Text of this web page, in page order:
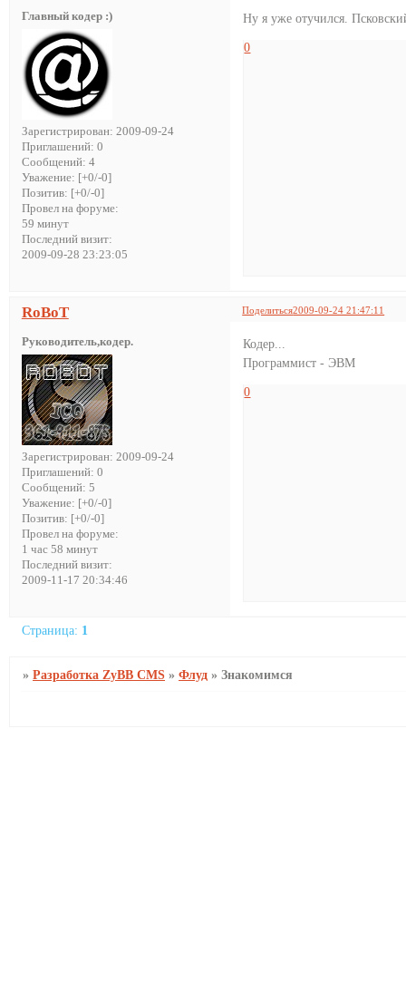
Главный кодер :)
Зарегистрирован: 2009-09-24
Приглашений: 0
Сообщений: 4
Уважение: [+0/-0]
Позитив: [+0/-0]
Провел на форуме:
59 минут
Последний визит:
2009-09-28 23:23:05
Ну я уже отучился.
0
Поделиться2009-09-24 21:47:11
RoBoT
Руководитель,кодер.
Зарегистрирован: 2009-09-24
Приглашений: 0
Сообщений: 5
Уважение: [+0/-0]
Позитив: [+0/-0]
Провел на форуме:
1 час 58 минут
Последний визит:
2009-11-17 20:34:46
Кодер...
Программист - ЭВМ
0
Страница: 1
»Разработка ZyBB CMS »Флуд »Знакомимся